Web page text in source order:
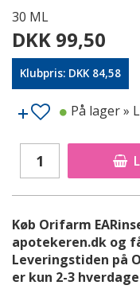
30 ML
DKK 99,50
Klubpris: DKK 84,58
På lager»
Køb Orifarm
apotekeren.dk og
Leveringstiden på
er kun 2-3